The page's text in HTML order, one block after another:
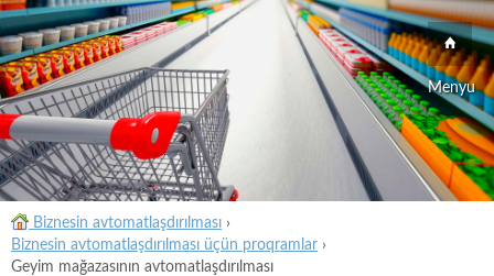
Menyu
Biznesin avtomatlaşdırılması ›
Biznesin avtomatlaşdırılması üçün proqramlar ›
Geyim mağazasının avtomatlaşdırılması